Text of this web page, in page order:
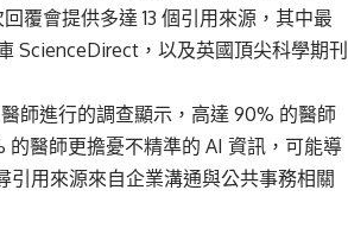
覆會提供多達 13 個引用來源，其中最
ScienceDirect，以及英國頂尖科學期刊
師進行的調查顯示，高達 90% 的醫師
醫師更擔憂不精準的 AI 資訊，可能導
用來源來自企業溝通與公共事務相關